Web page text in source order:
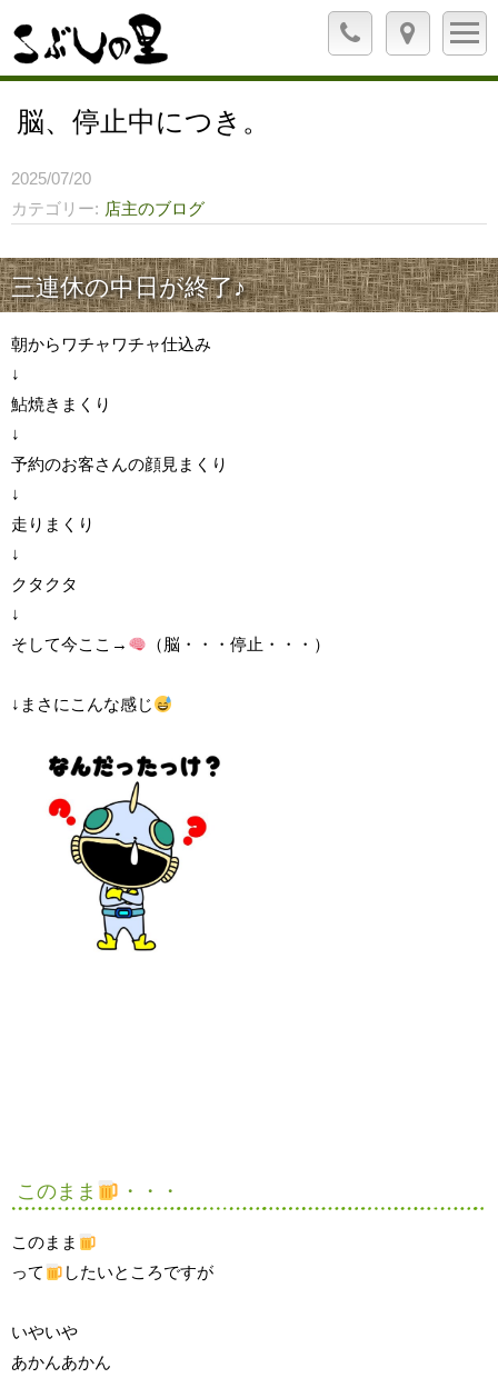
脳、停止中につき。
2025/07/20
カテゴリー
店主のブログ
三連休の中日が終了♪
朝からワチャワチャ仕込み
↓
鮎焼きまくり
↓
予約のお客さんの顔見まくり
↓
走りまくり
↓
クタクタ
↓
そして今ここ→
（脳・・・停止・・・）
↓まさにこんな感じ
このまま ・・・
このまま
って
したいところですが
いやいや
あかんあかん